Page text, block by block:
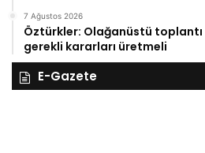
7 Ağustos 2026
Öztürkler: Olağanüstü
gerekli kararları üretmeli
E-Gazete